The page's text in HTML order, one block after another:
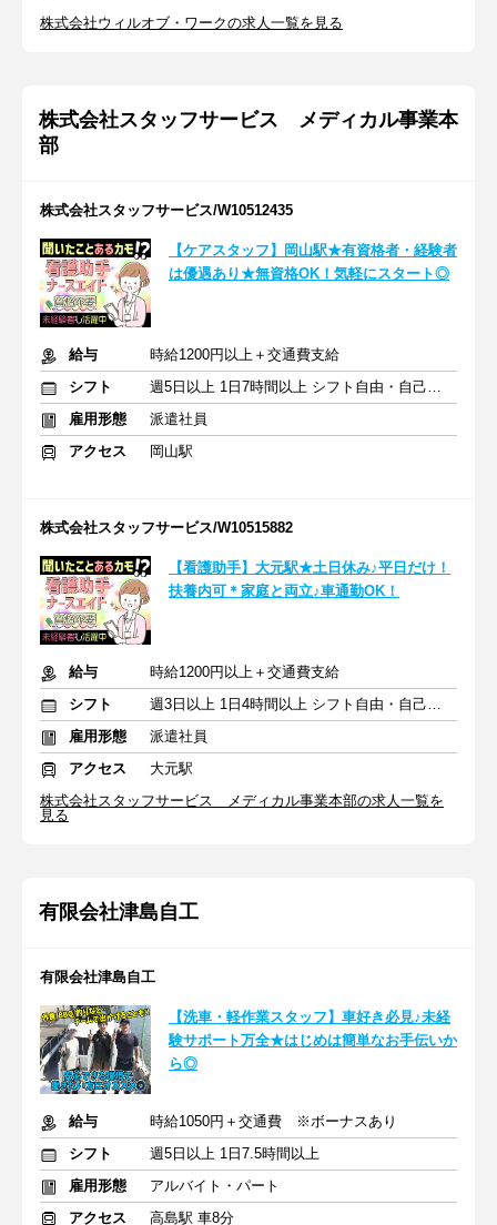
株式会社ウィルオブ・ワークの求人一覧を見る
株式会社スタッフサービス メディカル事業本
部
株式会社スタッフサービス/W10512435
【ケアスタッフ】岡山駅★有資格者・経験者
は優遇あり★無資格OK！気軽にスタート◎
給与
時給1200円以上＋交通費支給
シフト
週5日以上 1日7時間以上 シフト自由・自己申告
雇用形態
派遣社員
アクセス
岡山駅
株式会社スタッフサービス/W10515882
【看護助手】大元駅★土日休み♪平日だけ！
扶養内可＊家庭と両立♪車通勤OK！
給与
時給1200円以上＋交通費支給
シフト
週3日以上 1日4時間以上 シフト自由・自己申告
雇用形態
派遣社員
アクセス
大元駅
株式会社スタッフサービス メディカル事業本部の求人一覧を
見る
有限会社津島自工
有限会社津島自工
【洗車・軽作業スタッフ】車好き必見♪未経
験サポート万全★はじめは簡単なお手伝いか
ら◎
給与
時給1050円＋交通費 ※ボーナスあり
シフト
週5日以上 1日7.5時間以上
雇用形態
アルバイト・パート
アクセス
高島駅 車8分